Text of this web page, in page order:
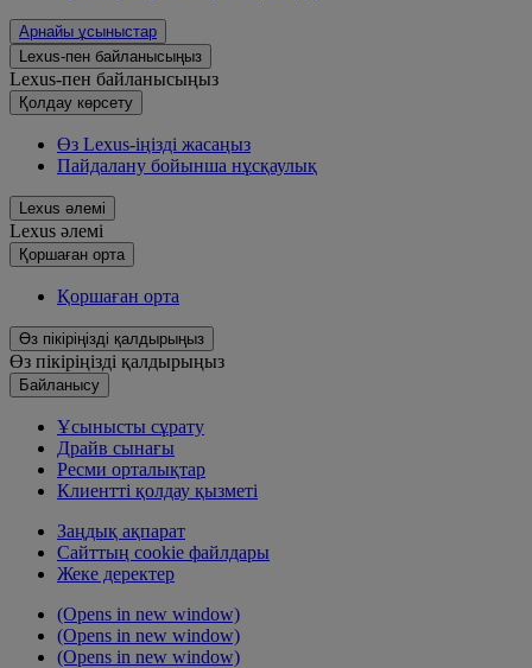
Арнайы ұсыныстар
Lexus-пен байланысыңыз
Lexus-пен байланысыңыз
Қолдау көрсету
Өз Lexus-іңізді жасаңыз
Пайдалану бойынша нұсқаулық
Lexus әлемі
Lexus әлемі
Қoршаған орта
Қoршаған орта
Өз пікіріңізді қалдырыңыз
Өз пікіріңізді қалдырыңыз
Байланысу
Ұсынысты сұрату
Драйв сынағы
Ресми орталықтар
Клиентті қолдау қызметі
Заңдық ақпарат
Сайттың cookie файлдары
Жеке деректер
(Opens in new window)
(Opens in new window)
(Opens in new window)